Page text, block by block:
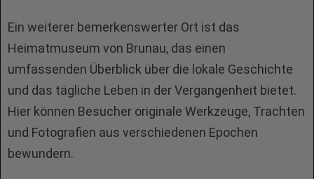
Ein weiterer bemerkenswerter Ort ist das
Heimatmuseum von Brunau, das einen
umfassenden Überblick über die lokale Geschichte
und das tägliche Leben in der Vergangenheit bietet.
Hier können Besucher originale Werkzeuge, Trachten
und Fotografien aus verschiedenen Epochen
bewundern.